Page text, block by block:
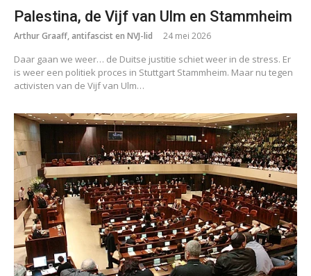
Palestina, de Vijf van Ulm en Stammheim
Arthur Graaff, antifascist en NVJ-lid 24 mei 2026
Daar gaan we weer… de Duitse justitie schiet weer in de stress. Er
is weer een politiek proces in Stuttgart Stammheim. Maar nu tegen
activisten van de Vijf van Ulm…